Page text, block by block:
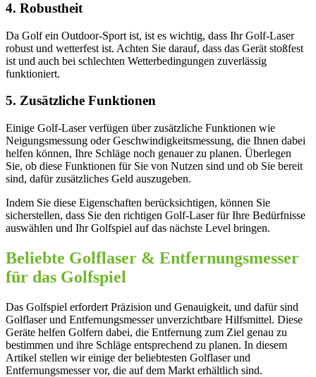
4. Robustheit
Da Golf ein Outdoor-Sport ist, ist es wichtig, dass Ihr Golf-Laser
robust und wetterfest ist. Achten Sie darauf, dass das Gerät stoßfest
ist und auch bei schlechten Wetterbedingungen zuverlässig
funktioniert.
5. Zusätzliche Funktionen
Einige Golf-Laser verfügen über zusätzliche Funktionen wie
Neigungsmessung oder Geschwindigkeitsmessung, die Ihnen dabei
helfen können, Ihre Schläge noch genauer zu planen. Überlegen
Sie, ob diese Funktionen für Sie von Nutzen sind und ob Sie bereit
sind, dafür zusätzliches Geld auszugeben.
Indem Sie diese Eigenschaften berücksichtigen, können Sie
sicherstellen, dass Sie den richtigen Golf-Laser für Ihre Bedürfnisse
auswählen und Ihr Golfspiel auf das nächste Level bringen.
Beliebte Golflaser & Entfernungsmesser
für das Golfspiel
Das Golfspiel erfordert Präzision und Genauigkeit, und dafür sind
Golflaser und Entfernungsmesser unverzichtbare Hilfsmittel. Diese
Geräte helfen Golfern dabei, die Entfernung zum Ziel genau zu
bestimmen und ihre Schläge entsprechend zu planen. In diesem
Artikel stellen wir einige der beliebtesten Golflaser und
Entfernungsmesser vor, die auf dem Markt erhältlich sind.